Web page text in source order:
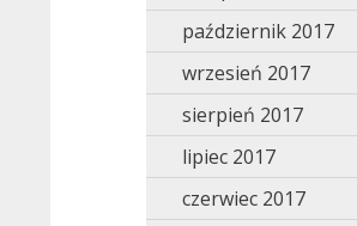
październik 2017
wrzesień 2017
sierpień 2017
lipiec 2017
czerwiec 2017